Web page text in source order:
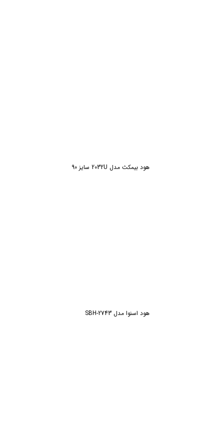
هود بيمکث مدل 2032U سايز 90
هود اسنوا مدل SBH-2743